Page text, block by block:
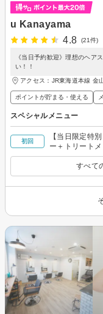
u Kanayama
4.8
(21件)
《当日予約歓迎》理想のヘア
い！！
アクセス：JR東海道本線 金
ポイントが貯まる・使える
スペシャルメニュー
初回
【当日限定特
ー＋トリートメ
すべて